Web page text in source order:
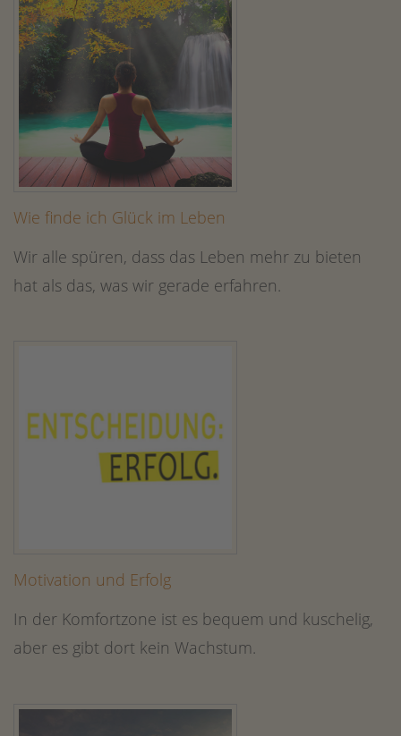
Wie finde ich Glück im Leben
Wir alle spüren, dass das Leben mehr zu bieten
hat als das, was wir gerade erfahren.
Motivation und Erfolg
In der Komfortzone ist es bequem und kuschelig,
aber es gibt dort kein Wachstum.